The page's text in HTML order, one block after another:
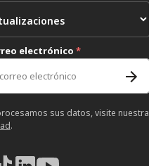
electrónico *
sus datos, visite nuestra
.